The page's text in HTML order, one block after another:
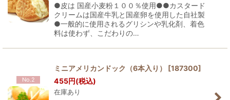
●皮は 国産小麦粉１００％使用●●カスタード
クリームは国産牛乳と国産卵を使用した自社製
●一般的に使用されるグリシンや乳化剤、着色
料は使わず、こだわりの…
No.2
ミニアメリカンドック（6本入り） [187300]
455円(税込)
在庫あり